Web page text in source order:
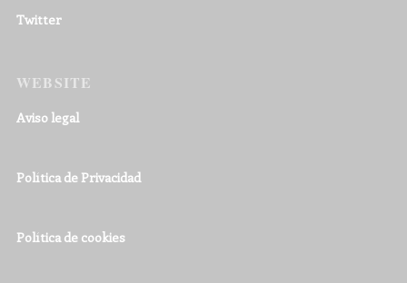
Twitter
WEBSITE
Aviso legal
Política de Privacidad
Política de cookies